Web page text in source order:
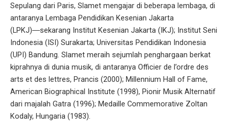
Sepulang dari Paris, Slamet mengajar di beberapa lembaga, di
antaranya Lembaga Pendidikan Kesenian Jakarta
(LPKJ)―sekarang Institut Kesenian Jakarta (IKJ); Institut Seni
Indonesia (ISI) Surakarta; Universitas Pendidikan Indonesia
(UPI) Bandung. Slamet meraih sejumlah penghargaan berkat
kiprahnya di dunia musik, di antaranya Officier de l’ordre des
arts et des lettres, Prancis (2000); Millennium Hall of Fame,
American Biographical Institute (1998), Pionir Musik Alternatif
dari majalah Gatra (1996); Medaille Commemorative Zoltan
Kodaly, Hungaria (1983).